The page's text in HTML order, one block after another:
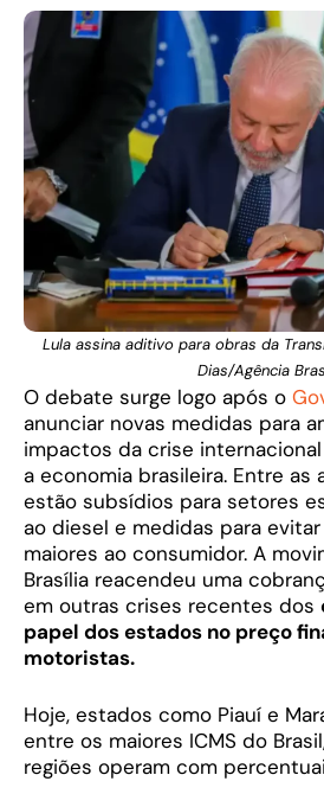
Lula assina aditivo para obras da
Dias/Agência
O debate surge logo após o
anunciar novas medidas para
impactos da crise
a economia brasileira. Entre as
estão subsídios para setores
ao diesel e medidas para
maiores ao consumidor. A
Brasília reacendeu uma
em outras crises recentes dos
papel dos estados no preço
motoristas.
Hoje, estados como Piauí e
entre os maiores ICMS do
regiões operam com